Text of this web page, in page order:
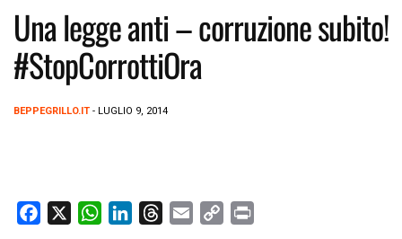
Una legge anti – corruzione subito!
#StopCorrottiOra
BEPPEGRILLO.IT - LUGLIO 9, 2014
W